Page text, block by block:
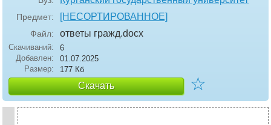
Предмет: [НЕСОРТИРОВАННОЕ]
Файл: ответы гражд.docx
Скачиваний:
6
Добавлен:
01.07.2025
Размер:
177 Кб
Скачать ☆